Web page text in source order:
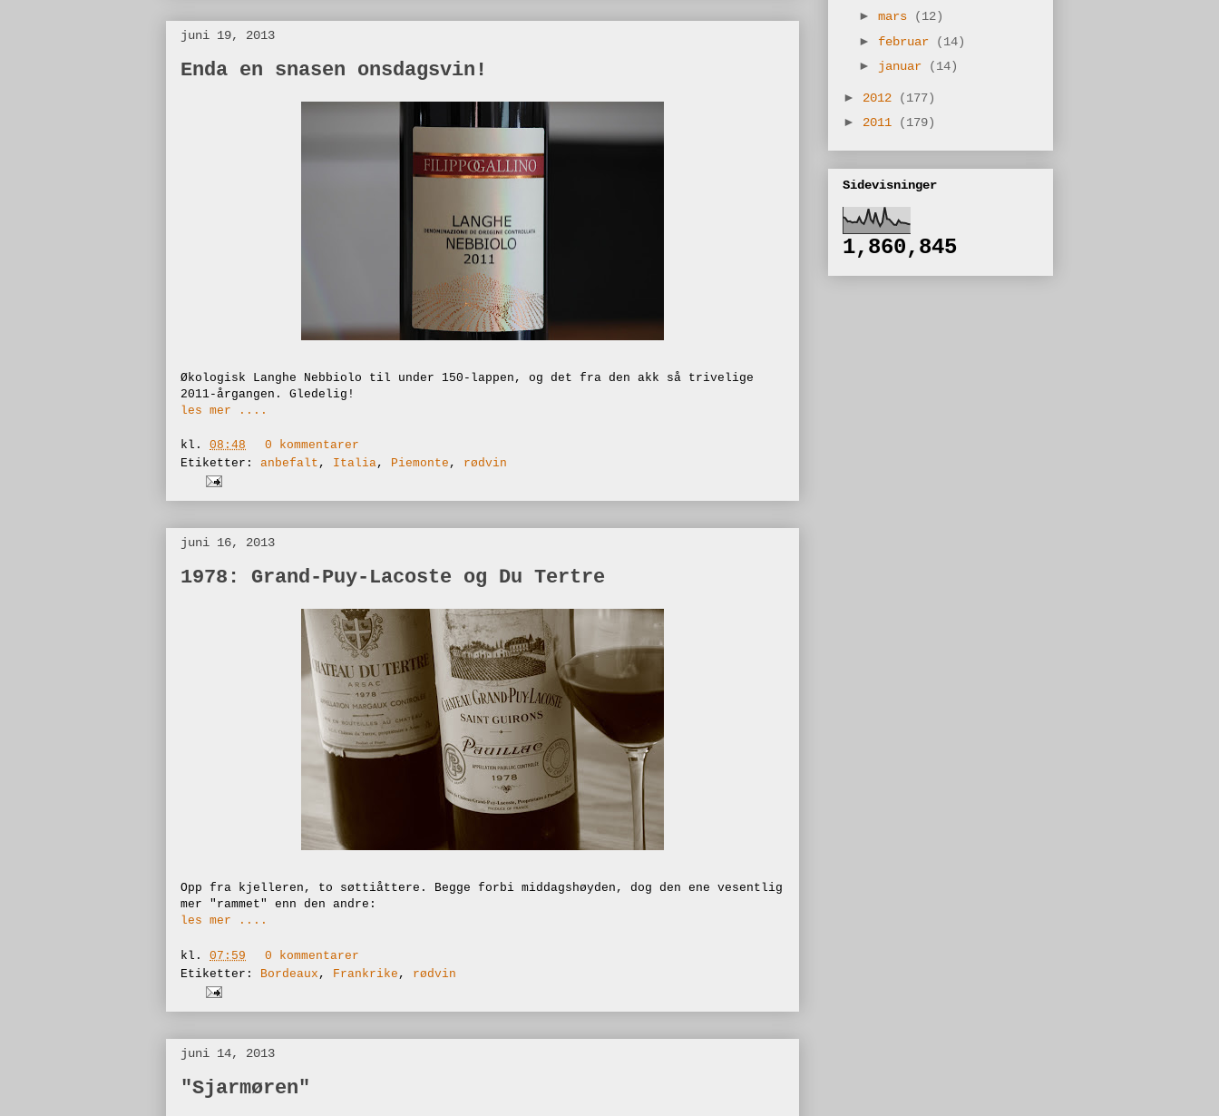
juni 19, 2013
Enda en snasen onsdagsvin!
Økologisk Langhe Nebbiolo til under 150-lappen, og det fra den akk så trivelige
2011-årgangen. Gledelig!
les mer ....
kl. 08:48
0 kommentarer
Etiketter: anbefalt , Italia, Piemonte , rødvin
juni 16, 2013
1978: Grand-Puy-Lacoste og Du Tertre
Opp fra kjelleren, to søttiåttere. Begge forbi middagshøyden, dog den ene vesentlig
mer "rammet" enn den andre:
les mer ....
kl. 07:59
0 kommentarer
Etiketter: Bordeaux , Frankrike , rødvin
juni 14, 2013
"Sjarmøren"
► mars
(12)
► februar
(14)
► januar (14)
► 2012
(177)
► 2011 (179)
Sidevisninger
1,860,845